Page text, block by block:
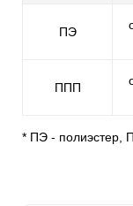
ПЭ
ППП
* ПЭ - полиэстер,